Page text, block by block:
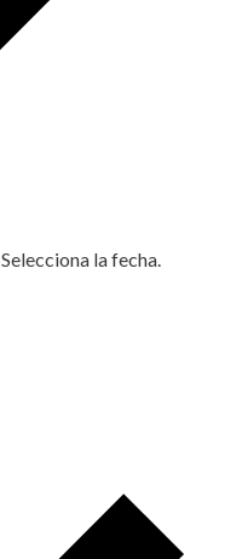
Selecciona la fecha.